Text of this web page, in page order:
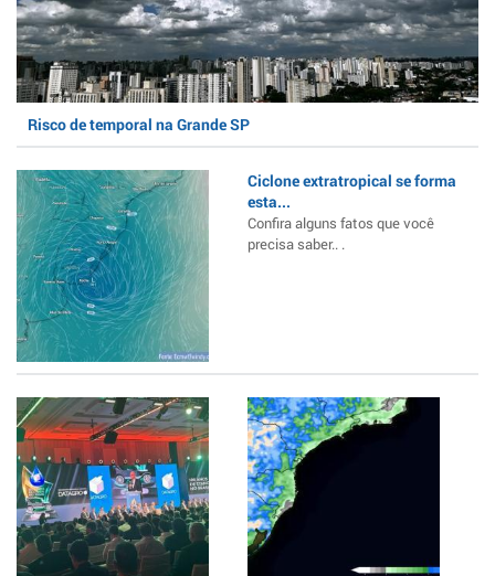
Risco de temporal na Grande SP
Ciclone extratropical se forma
esta...
Confira alguns fatos que você
precisa saber.. .